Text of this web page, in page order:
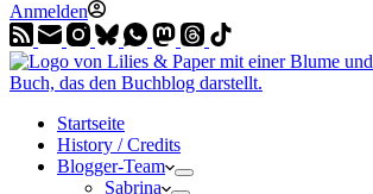
Anmelden
Startseite
History / Credits
Blogger-Team
Sabrina